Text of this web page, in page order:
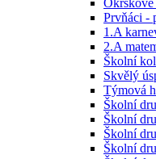
Prvňáci -
1.A
2.A
Školní
Skvělý
Týmová
Školní
Školní
Školní
Školní